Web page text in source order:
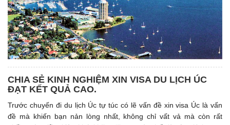
CHIA SẺ KINH NGHIỆM XIN VISA DU LỊCH ÚC
ĐẠT KẾT QUẢ CAO.
Trước chuyến đi du lịch Úc tự túc có lẽ vấn đề xin visa Úc là vấn
đề mà khiến bạn nản lòng nhất, không chỉ vất vả mà còn rất